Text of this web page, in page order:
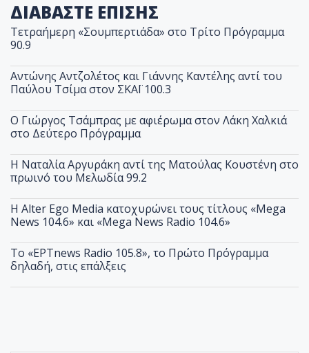
ΔΙΑΒΑΣΤΕ ΕΠΙΣΗΣ
Τετραήμερη «Σουμπερτιάδα» στο Τρίτο Πρόγραμμα
90.9
Αντώνης Αντζολέτος και Γιάννης Καντέλης αντί του
Παύλου Τσίμα στον ΣΚΑΪ 100.3
O Γιώργος Τσάμπρας με αφιέρωμα στον Λάκη Χαλκιά
στο Δεύτερο Πρόγραμμα
Η Ναταλία Αργυράκη αντί της Ματούλας Κουστένη στο
πρωινό του Μελωδία 99.2
Η Alter Ego Media κατοχυρώνει τους τίτλους «Mega
News 104.6» και «Mega News Radio 104.6»
Το «ΕΡΤnews Radio 105.8», το Πρώτο Πρόγραμμα
δηλαδή, στις επάλξεις